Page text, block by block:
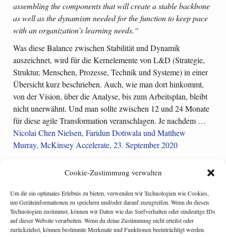
Cookie-Zustimmung verwalten
Um dir ein optimales Erlebnis zu bieten, verwenden wir Technologien wie Cookies,
um Geräteinformationen zu speichern und/oder darauf zuzugreifen. Wenn du diesen
Technologien zustimmst, können wir Daten wie das Surfverhalten oder eindeutige IDs
auf dieser Website verarbeiten. Wenn du deine Zustimmung nicht erteilst oder
zurückziehst, können bestimmte Merkmale und Funktionen beeinträchtigt werden.
assembling the components that will create a stable backbone
as well as the dynamism needed for the function to keep pace
with an organization’s learning needs.“
Was diese Balance zwischen Stabilität und Dynamik
auszeichnet, wird für die Kernelemente von L&D (Strategie,
Struktur, Menschen, Prozesse, Technik und Systeme) in einer
Übersicht kurz beschrieben. Auch, wie man dort hinkommt,
von der Vision, über die Analyse, bis zum Arbeitsplan, bleibt
nicht unerwähnt. Und man sollte zwischen 12 und 24 Monate
für diese agile Transformation veranschlagen. Je nachdem …
Nicolai Chen Nielsen, Faridun Dotiwala und Matthew
Murray, McKinsey Accelerate, 23. September 2020
Categories:corporate learning,hr management
Tagged:agile,l&d
Disruption und lernende Organisation – 7. scil Trend- & Community